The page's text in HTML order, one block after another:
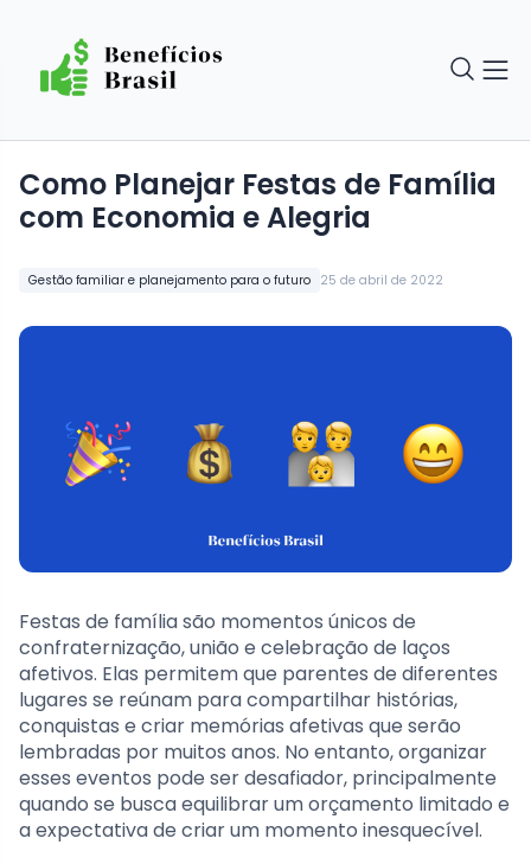
Gestão familiar e planejamento para o futuro 25 de abril de 2022
Como Planejar Festas de Família
com Economia e Alegria
Festas de família são momentos únicos de
confraternização, união e celebração de laços
afetivos. Elas permitem que parentes de diferentes
lugares se reúnam para compartilhar histórias,
conquistas e criar memórias afetivas que serão
lembradas por muitos anos. No entanto, organizar
esses eventos pode ser desafiador, principalmente
quando se busca equilibrar um orçamento limitado e
a expectativa de criar um momento inesquecível.